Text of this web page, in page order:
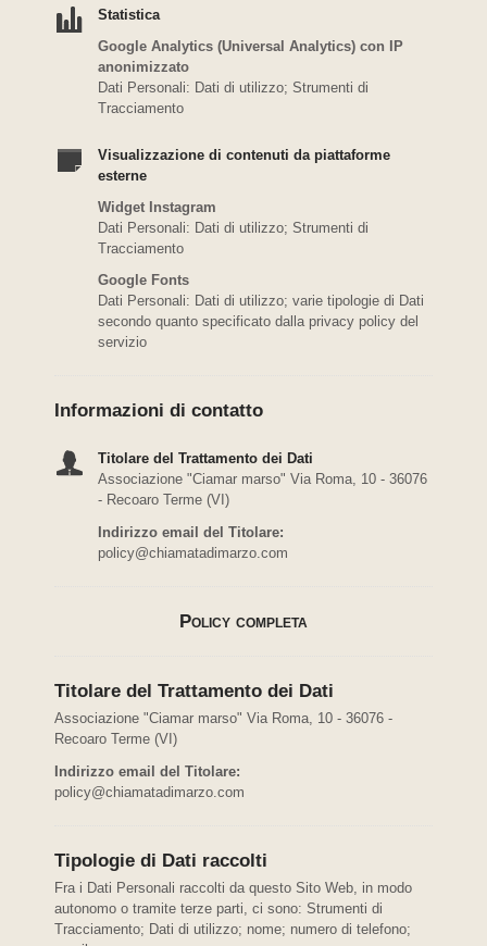
Statistica
Google Analytics (Universal Analytics) con IP
anonimizzato
Dati Personali: Dati di utilizzo; Strumenti di
Tracciamento
Visualizzazione di contenuti da piattaforme
esterne
Widget Instagram
Dati Personali: Dati di utilizzo; Strumenti di
Tracciamento
Google Fonts
Dati Personali: Dati di utilizzo; varie tipologie di Dati
secondo quanto specificato dalla privacy policy del
servizio
Informazioni di contatto
Titolare del Trattamento dei Dati
Associazione "Ciamar marso" Via Roma, 10 - 36076
- Recoaro Terme (VI)
Indirizzo email del Titolare:
policy@chiamatadimarzo.com
Policy completa
Titolare del Trattamento dei Dati
Associazione "Ciamar marso" Via Roma, 10 - 36076 -
Recoaro Terme (VI)
Indirizzo email del Titolare:
policy@chiamatadimarzo.com
Tipologie di Dati raccolti
Fra i Dati Personali raccolti da questo Sito Web, in modo
autonomo o tramite terze parti, ci sono: Strumenti di
Tracciamento; Dati di utilizzo; nome; numero di telefono;